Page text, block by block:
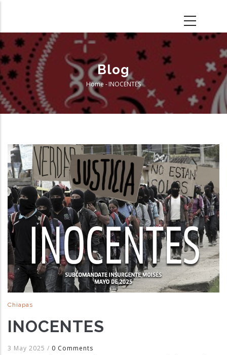
main
content
Blog
Breadcrumb
Home -INOCENTES
Chiapas
INOCENTES
3 May 2025 / 0 Comments